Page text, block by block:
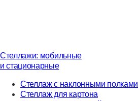
Стеллажи: мобильные
и стационарные
Стеллаж с наклонными полками
Стеллаж для картона